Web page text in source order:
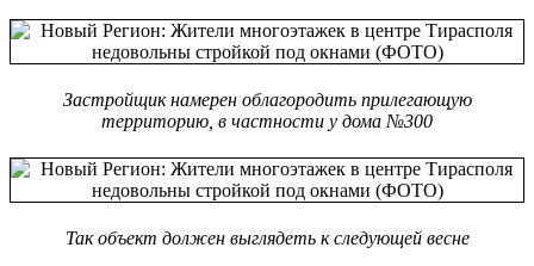
Застройщик намерен облагородить прилегающую
территорию, в частности у дома №300
Так объект должен выглядеть к следующей весне